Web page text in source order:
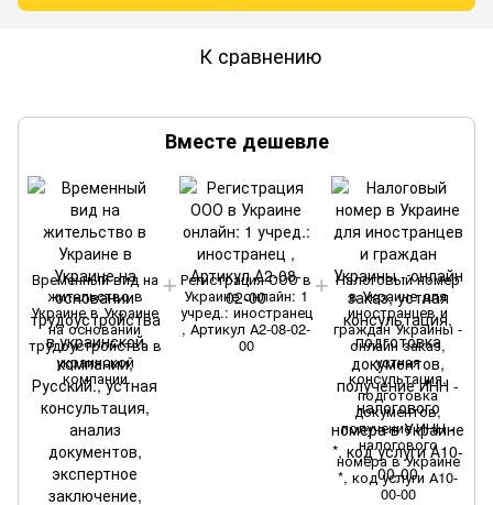
К сравнению
Вместе дешевле
Временный вид на
жительство в
Украине в Украине
на основании
трудоустройства в
украинской
компании
Регистрация ООО в
Украине онлайн: 1
учред.: иностранец
, Артикул А2-08-02-
00
Налоговый номер
в Украине для
иностранцев и
граждан Украины -
онлайн заказ,
устная
консультация,
подготовка
документов,
получение ИНН -
налогового
номера в Украине
*, код услуги А10-
00-00